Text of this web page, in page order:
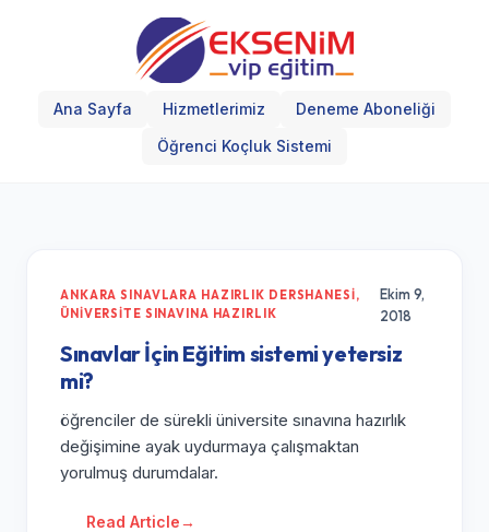
Ana Sayfa Hizmetlerimiz
Deneme Aboneliği
Öğrenci Koçluk Sistemi
ANKARA SINAVLARA HAZIRLIK DERSHANESI,
ÜNIVERSITE SINAVINA HAZIRLIK
Ekim 9,
2018
Sınavlar İçin Eğitim sistemi yetersiz
mi?
öğrenciler de sürekli üniversite sınavına hazırlık
değişimine ayak uydurmaya çalışmaktan
yorulmuş durumdalar.
Read Article→